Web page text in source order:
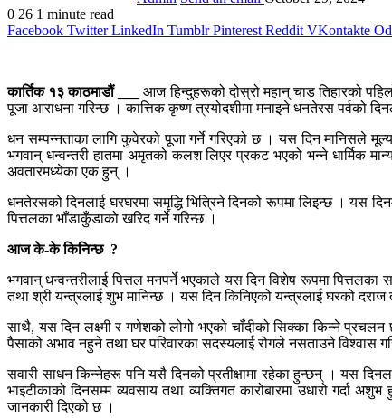
0 26 1 minute read
Facebook Twitter LinkedIn Tumblr Pinterest Reddit VKontakte
कार्तिक १३ काठमाडौं ___
आज हिन्दुहरूको दोस्रो महान् चाड तिहारको
पूजा आराधना गरिन्छ । कात्तिक कृष्ण त्रयोदशीमा मनाइने धनतेरस पर्वको
धन सम्पन्नताका लागि कुवेरको पूजा गर्ने गरिएको छ । यस दिन मानिसले
भगवान् धन्वन्तरी हातमा अमृतको कलश लिएर प्रकट भएको भन्ने धार्मिक
अवतारमध्येका एक हुन् ।
धनतेरसको दिनलाई घरघरमा समृद्धि भित्रिने दिनको रूपमा लिइन्छ । यस
पित्तलका भाँडाकुँडाको खरिद गर्ने गरिन्छ ।
आज के-के किनिन्छ ?
भगवान् धन्वन्तरीलाई पित्तल मनपर्ने भएकाले यस दिन विशेष रूपमा
तथा श्री यन्त्रलाई शुभ मानिन्छ । यस दिन किनिएको यन्त्रलाई घरको दराज
साथै, यस दिन लक्ष्मी र गणेशको लोगो भएको चाँदीको सिक्का किन्ने
पैसाको अभाव नहुने तथा घर परिवारका सदस्यलाई रोगले नसताउने विश्वास
सवारी साधन किन्नेहरू पनि यसै दिनको प्रतीक्षामा रहेका हुन्छन् । यस
भाइटीकाको दिनसम्म व्यवसाय तथा व्यक्तिगत कारोबारमा उधारो गर्दा
जानकारी दिएको छ ।